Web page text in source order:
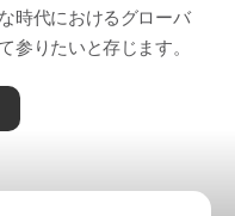
時代におけるグローバ
参りたいと存じます。